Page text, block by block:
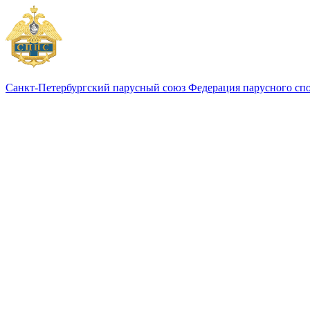
Санкт-Петербургский парусный союз Федерация парусного